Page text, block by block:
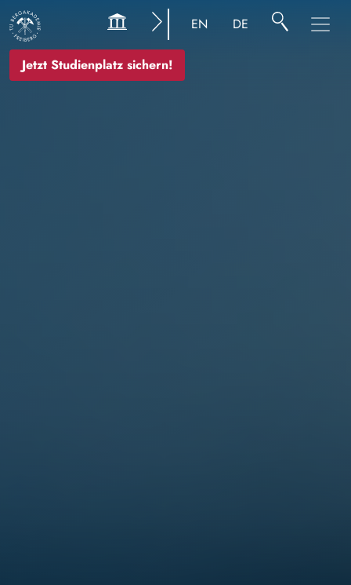
Jetzt Studienplatz sichern!
EN DE
Bild